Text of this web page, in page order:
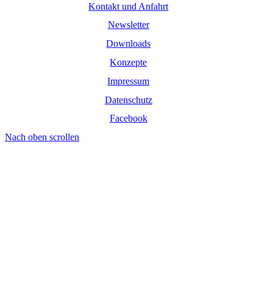
Kontakt und Anfahrt
Newsletter
Downloads
Konzepte
Impressum
Datenschutz
Facebook
Nach oben scrollen